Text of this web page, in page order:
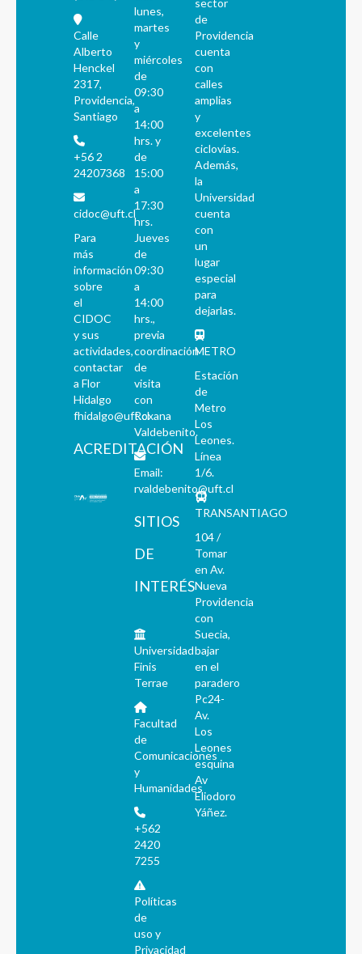
Calle
Alberto
Henckel
2317,
Providencia,
Santiago
+56 2
24207368
cidoc@uft.cl
Para
más
información
sobre
el
CIDOC
y sus
actividades,
contactar
a Flor
Hidalgo
fhidalgo@uft.cl
ACREDITACIÓN
lunes,
martes
y
miércoles
de
09:30
a
14:00
hrs. y
de
15:00
a
17:30
hrs.
Jueves
de
09:30
a
14:00
hrs.,
previa
coordinación
de
visita
con
Roxana
Valdebenito.
Email:
rvaldebenito@uft.cl
SITIOS
DE
INTERÉS
Universidad
Finis
Terrae
Facultad
de
Comunicaciones
y
Humanidades
+562
2420
7255
Políticas
de
uso y
Privacidad
sector
de
Providencia
cuenta
con
calles
amplias
y
excelentes
ciclovías.
Además,
la
Universidad
cuenta
con
un
lugar
especial
para
dejarlas.
METRO
Estación
de
Metro
Los
Leones.
Línea
1/6.
TRANSANTIAGO
104 /
Tomar
en Av.
Nueva
Providencia
con
Suecia,
bajar
en el
paradero
Pc24-
Av.
Los
Leones
esquina
Av
Eliodoro
Yáñez.